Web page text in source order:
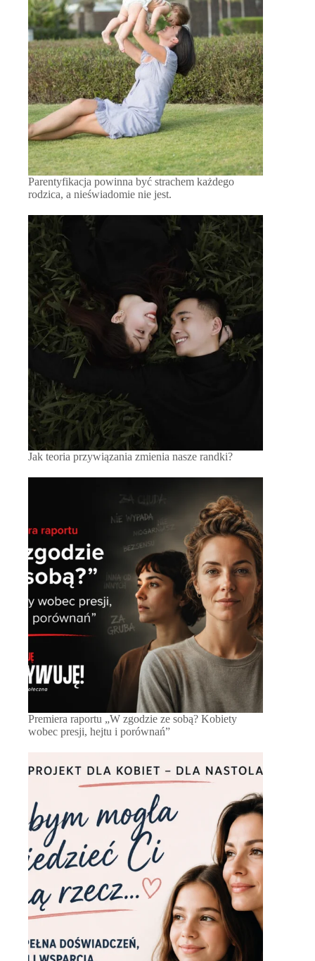
Parentyfikacja powinna być strachem każdego
rodzica, a nieświadomie nie jest.
Jak teoria przywiązania zmienia nasze randki?
Premiera raportu „W zgodzie ze sobą? Kobiety
wobec presji, hejtu i porównań”